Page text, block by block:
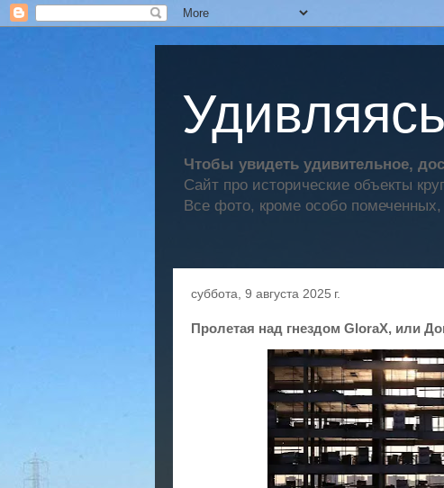
Чтобы увидеть удивительное,
Сайт про исторические объекты
Все фото, кроме особо
суббота, 9 августа 2025 г.
Пролетая над гнездом GloraX, или